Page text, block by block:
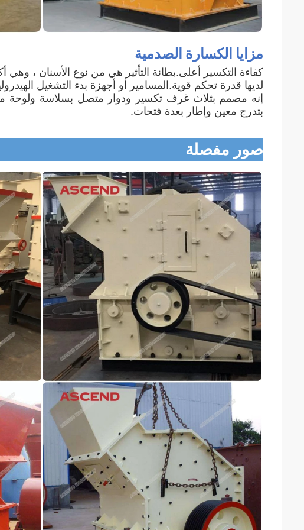
مزايا الكسارة الصدمية
كفاءة التكسير أعلى.بطانة التأثير هي من نوع الأسنان ، وهي
لديها قدرة تحكم قوية.المسامير أو أجهزة بدء التشغيل
إنه مصمم بثلاث غرف تكسير ودوار متصل بسلاسة ولوحة
بتدرج معين وإطار بعدة فتحات.
صور مفصلة